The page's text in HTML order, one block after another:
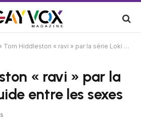
Tom Hiddleston « ravi » par la série Loki fluide entre les sexes
« ravi » par la
entre les sexes